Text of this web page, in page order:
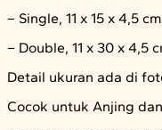
– Single, 11 x 15 x 4,5 cm
– Double, 11 x 30 x 4,5
Detail ukuran ada di
Cocok untuk Anjing